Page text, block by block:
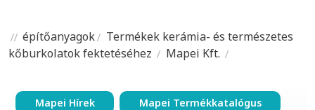
építőanyagok
Termékek kerámia- és természetes
kőburkolatok fektetéséhez
Mapei Kft.
Mapei Hírek Mapei Termékkatalógus